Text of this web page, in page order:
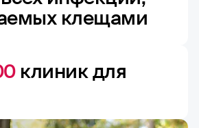
клещами
клиник для